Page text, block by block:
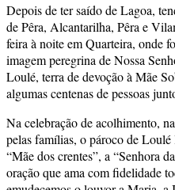
Depois de ter saído de Lagoa,
de Pêra, Alcantarilha, Pêra e
feira à noite em Quarteira, onde
imagem peregrina de Nossa
Loulé, terra de devoção à Mãe
algumas centenas de pessoas
Na celebração de acolhimento,
pelas famílias, o pároco de
“Mãe dos crentes”, a “Senhora
oração que ama com fidelidade